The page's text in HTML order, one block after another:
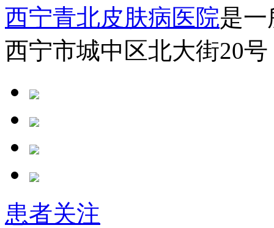
西宁青北皮肤病医院是
西宁市城中区北大街20
患者关注